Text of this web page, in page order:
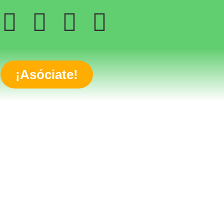
¡Asóciate!